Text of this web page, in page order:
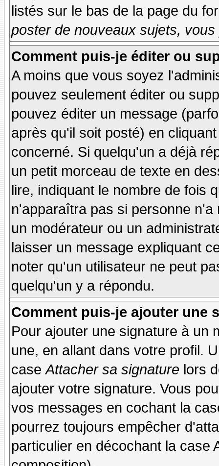
listés sur le bas de la page du
poster de nouveaux sujets,
Comment puis-je éditer ou
A moins que vous soyez
pouvez seulement éditer ou
pouvez éditer un message
après qu'il soit posté) en
concerné. Si quelqu'un a déjà
un petit morceau de texte en
lire, indiquant le nombre de fois
n'apparaîtra pas si personne
un modérateur ou un
laisser un message expliquant
noter qu'un utilisateur ne peut
quelqu'un y a répondu.
Comment puis-je ajouter une
Pour ajouter une signature à un
une, en allant dans votre profil.
caseAttacher sa signature lors
ajouter votre signature. Vous
vos messages en cochant la
pourrez toujours empêcher
particulier en décochant la case